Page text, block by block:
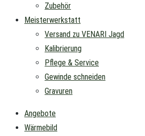
Zubehör
Meisterwerkstatt
Versand zu VENARI Jagd
Kalibrierung
Pflege & Service
Gewinde schneiden
Gravuren
Angebote
Wärmebild